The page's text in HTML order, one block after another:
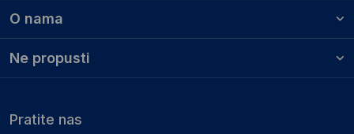
O nama
Ne propusti
Pratite nas